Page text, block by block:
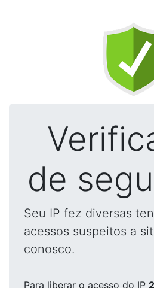
de
Seu IP fez diversas
acessos suspeitos a
conosco.
Para liberar o acesso do IP